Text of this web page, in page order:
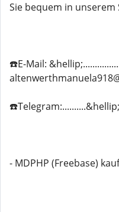
Sie bequem in
☎️E-Mail:
- MDPHP (Freebase)